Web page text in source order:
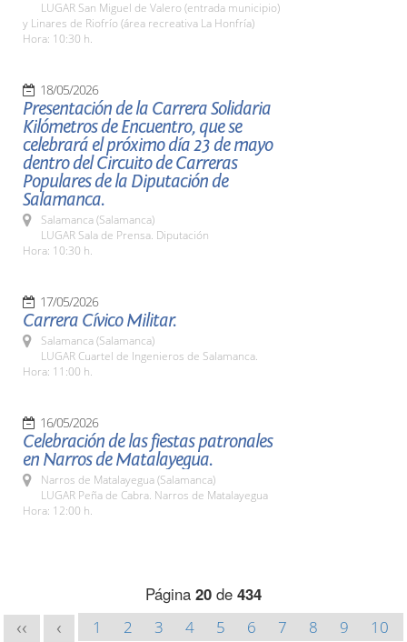
LUGAR San Miguel de Valero (entrada municipio)
y Linares de Riofrío (área recreativa La Honfría)
Hora: 10:30 h.
18/05/2026
Presentación de la Carrera Solidaria
Kilómetros de Encuentro, que se
celebrará el próximo día 23 de mayo
dentro del Circuito de Carreras
Populares de la Diputación de
Salamanca.
Salamanca (Salamanca)
LUGAR Sala de Prensa. Diputación
Hora: 10:30 h.
17/05/2026
Carrera Cívico Militar.
Salamanca (Salamanca)
LUGAR Cuartel de Ingenieros de Salamanca.
Hora: 11:00 h.
16/05/2026
Celebración de las fiestas patronales
en Narros de Matalayegua.
Narros de Matalayegua (Salamanca)
LUGAR Peña de Cabra. Narros de Matalayegua
Hora: 12:00 h.
Página 20 de 434
<< < 1 2 3 4 5 6 7 8 9
10